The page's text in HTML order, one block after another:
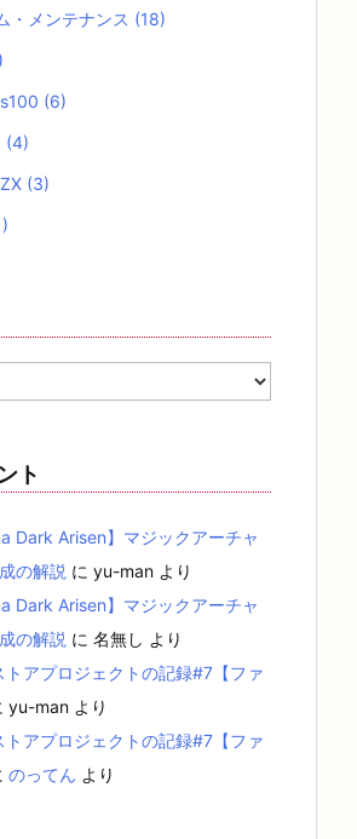
・メンテナンス (18)
(6)
(4)
(3)
ト
Dark Arisen】マジックアーチャ
の解説 に yu-man より
Dark Arisen】マジックアーチャ
の解説 に 名無し より
アプロジェクトの記録#7【ファ
yu-man より
アプロジェクトの記録#7【ファ
のってん より